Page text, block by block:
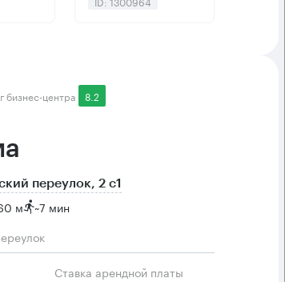
бизнес-центра 8.2
переулок, 2 с1
м ~7 мин
Ставка арендной платы